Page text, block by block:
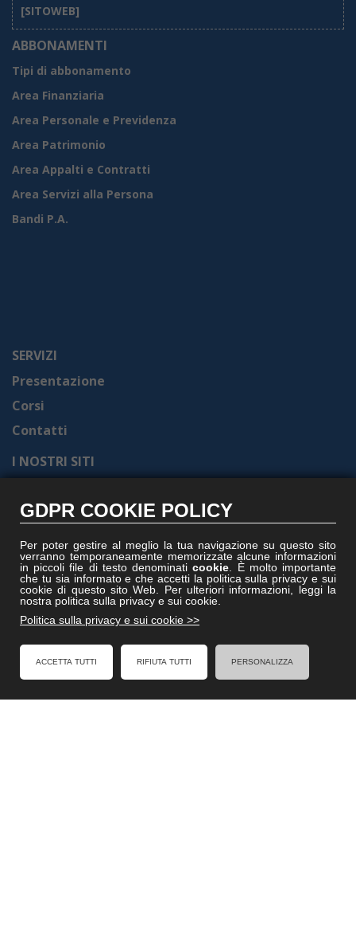
[SITOWEB]
ABBONAMENTI
Tipi di abbonamento
Area Finanziaria
Area Personale e Previdenza
Area Patrimonio
Area Appalti e Contratti
Area Servizi alla Persona
Bandi P.A.
SERVIZI
Presentazione
Corsi
Contatti
I NOSTRI SITI
Gruppoformel.com
Vitruviocenter.it
Villedisicilia.it
FACEBOOK
Formel - Al Servizio degli Enti Locali
Cookies Policy
GDPR COOKIE POLICY
Per poter gestire al meglio la tua navigazione su questo sito
verranno temporaneamente memorizzate alcune informazioni
in piccoli file di testo denominaticookie . È molto importante
che tu sia informato e che accetti la politica sulla privacy e sui
cookie di questo sito Web. Per ulteriori informazioni, leggi la
nostra politica sulla privacy e sui cookie.
Politica sulla privacy e sui cookie >>
ACCETTA TUTTI RIFIUTA TUTTI PERSONALIZZA